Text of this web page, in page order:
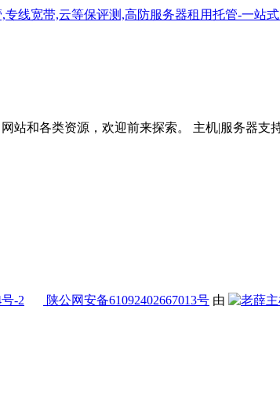
线宽带,云等保评测,高防服务器租用托管-一站
站和各类资源，欢迎前来探索。 主机|服务器支持
-2 陕公网安备61092402667013号 由